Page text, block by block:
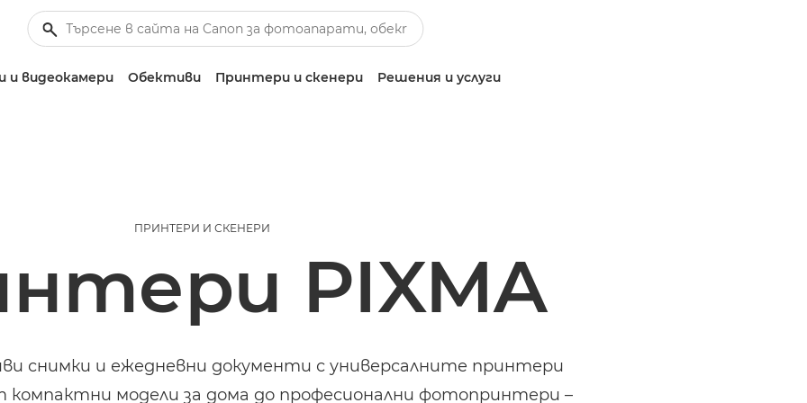
видеокамери Обективи Принтери и скенери Решения и услуги
ПРИНТЕРИ И СКЕНЕРИ
PIXMA
снимки и ежедневни документи с универсалните принтери
компактни модели за дома до професионални фотопринтери –